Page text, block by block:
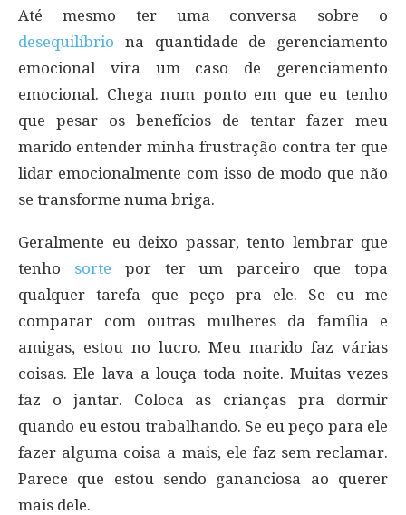
Até mesmo ter uma conversa sobre o
desequilíbrio na quantidade de gerenciamento
emocional vira um caso de gerenciamento
emocional. Chega num ponto em que eu tenho
que pesar os benefícios de tentar fazer meu
marido entender minha frustração contra ter que
lidar emocionalmente com isso de modo que não
se transforme numa briga.
Geralmente eu deixo passar, tento lembrar que
tenho sorte por ter um parceiro que topa
qualquer tarefa que peço pra ele. Se eu me
comparar com outras mulheres da família e
amigas, estou no lucro. Meu marido faz várias
coisas. Ele lava a louça toda noite. Muitas vezes
faz o jantar. Coloca as crianças pra dormir
quando eu estou trabalhando. Se eu peço para ele
fazer alguma coisa a mais, ele faz sem reclamar.
Parece que estou sendo gananciosa ao querer
mais dele.